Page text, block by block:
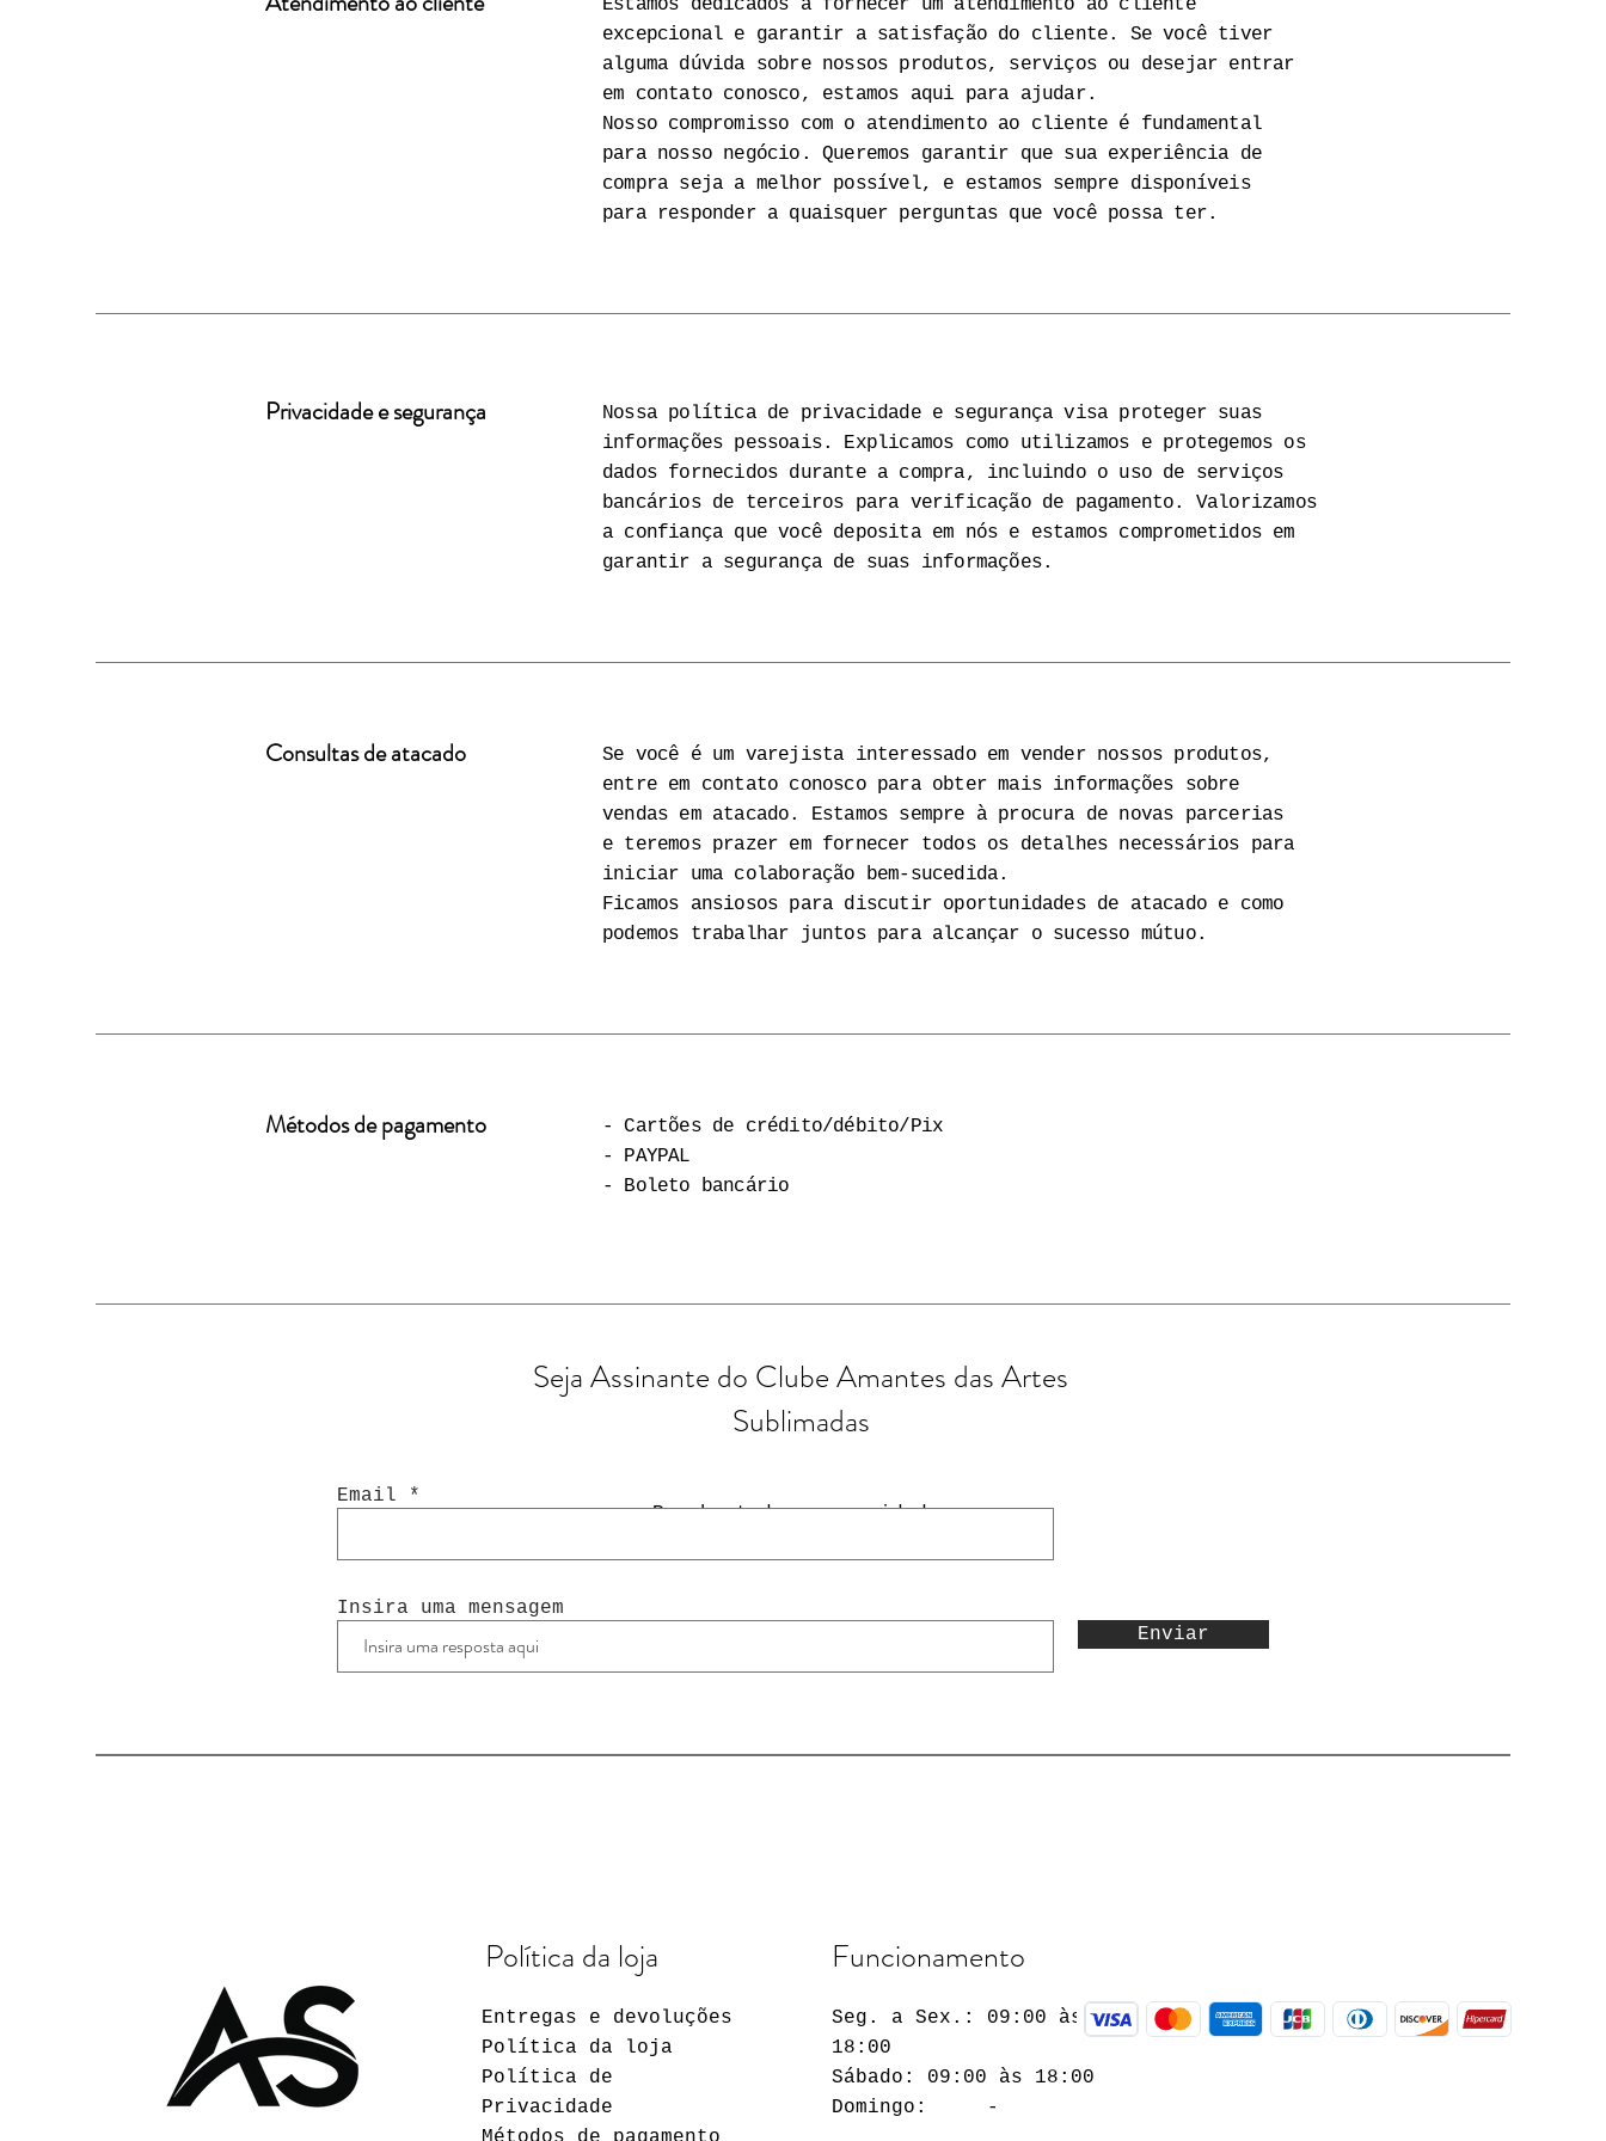
Estamos dedicados a fornecer um atendimento ao cliente
excepcional e garantir a satisfação do cliente. Se você tiver
alguma dúvida sobre nossos produtos, serviços ou desejar entrar
em contato conosco, estamos aqui para ajudar.
Nosso compromisso com o atendimento ao cliente é fundamental
para nosso negócio. Queremos garantir que sua experiência de
compra seja a melhor possível, e estamos sempre disponíveis
para responder a quaisquer perguntas que você possa ter.
Privacidade e segurança
Nossa política de privacidade e segurança visa proteger suas
informações pessoais. Explicamos como utilizamos e protegemos os
dados fornecidos durante a compra, incluindo o uso de serviços
bancários de terceiros para verificação de pagamento. Valorizamos
a confiança que você deposita em nós e estamos comprometidos em
garantir a segurança de suas informações.
Consultas de atacado
Se você é um varejista interessado em vender nossos produtos,
entre em contato conosco para obter mais informações sobre
vendas em atacado. Estamos sempre à procura de novas parcerias
e teremos prazer em fornecer todos os detalhes necessários para
iniciar uma colaboração bem-sucedida.
Ficamos ansiosos para discutir oportunidades de atacado e como
podemos trabalhar juntos para alcançar o sucesso mútuo.
Métodos de pagamento
- Cartões de crédito/débito/Pix
- PAYPAL
- Boleto bancário
Seja Assinante do Clube Amantes das Artes
Sublimadas
Receba todas as novidades
Email
Insira uma mensagem
Enviar
Política da loja
Entregas e devoluções
Política da loja
Política de
Privacidade
Funcionamento
Seg. a Sex.: 09:00 às
18:00
Sábado: 09:00 às 18:00
Domingo: -